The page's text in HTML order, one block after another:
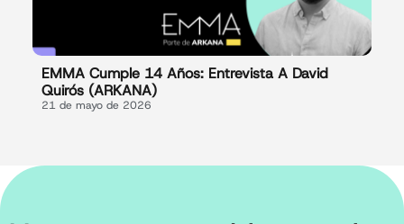
EMMA Cumple 14 Años: Entrevista A David
Quirós (ARKANA)
21 de mayo de 2026